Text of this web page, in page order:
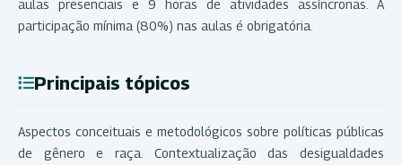
aulas presenciais e 9 horas de atividades assíncronas. A
participação mínima (80%) nas aulas é obrigatória.
Principais tópicos
Aspectos conceituais e metodológicos sobre políticas públicas
de gênero e raça. Contextualização das desigualdades